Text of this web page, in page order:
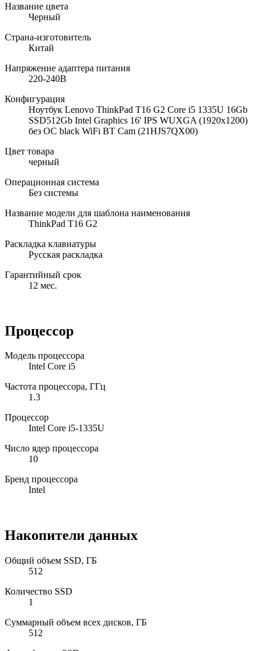
Название цвета
Черный
Страна-изготовитель
Китай
Напряжение адаптера питания
220-240В
Конфигурация
Ноутбук Lenovo ThinkPad T16 G2 Core i5 1335U 16Gb
SSD512Gb Intel Graphics 16' IPS WUXGA (1920x1200)
без ОС black WiFi BT Cam (21HJS7QX00)
Цвет товара
черный
Операционная система
Без системы
Название модели для шаблона наименования
ThinkPad T16 G2
Раскладка клавиатуры
Русская раскладка
Гарантийный срок
12 мес.
Процессор
Модель процессора
Intel Core i5
Частота процессора, ГГц
1.3
Процессор
Intel Core i5-1335U
Число ядер процессора
10
Бренд процессора
Intel
Накопители данных
Общий объем SSD, ГБ
512
Количество SSD
1
Суммарный объем всех дисков, ГБ
512